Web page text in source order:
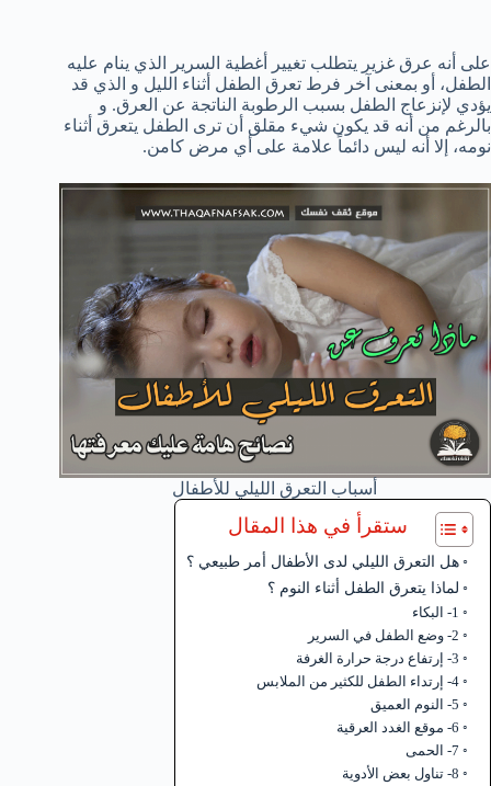
على أنه عرق غزير يتطلب تغيير أغطية السرير الذي ينام عليه
الطفل، أو بمعنى آخر فرط تعرق الطفل أثناء الليل و الذي قد
يؤدي لإنزعاج الطفل بسبب الرطوبة الناتجة عن العرق. و
بالرغم من أنه قد يكون شيء مقلق أن ترى الطفل يتعرق أثناء
نومه، إلا أنه ليس دائماً علامة على أي مرض كامن.
أسباب التعرق الليلي للأطفال
ستقرأ في هذا المقال
هل التعرق الليلي لدى الأطفال أمر طبيعي ؟
لماذا يتعرق الطفل أثناء النوم ؟
1- البكاء
2- وضع الطفل في السرير
3- إرتفاع درجة حرارة الغرفة
4- إرتداء الطفل للكثير من الملابس
5- النوم العميق
6- موقع الغدد العرقية
7- الحمى
8- تناول بعض الأدوية